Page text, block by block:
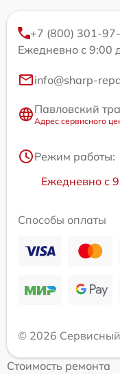
+7 (800) 301-
Ежедневно с 9:00
info@sharp-
Павловский
Адрес сервисного
Режим работы:
Ежедневно с
Способы оплаты
© 2026
Стоимость ремонта